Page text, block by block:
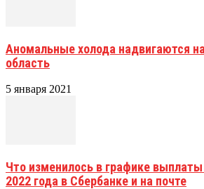
Аномальные холода надвигаются
область
5 января 2021
Что изменилось в графике
2022 года в Сбербанке и на почте